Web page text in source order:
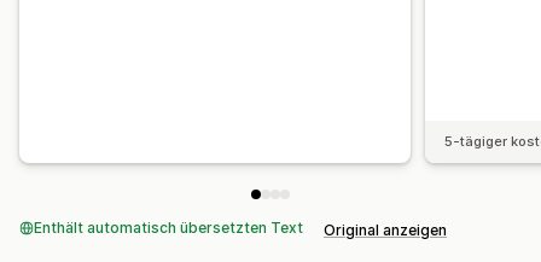
5-tägiger
Enthält automatisch übersetzten Text Original anzeigen